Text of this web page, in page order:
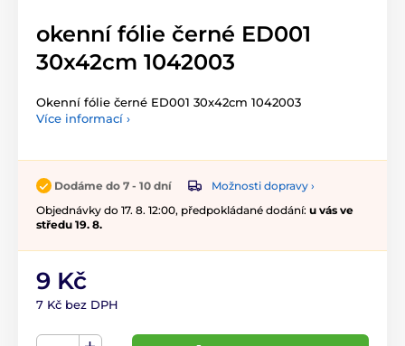
okenní fólie černé ED001
30x42cm 1042003
Okenní fólie černé ED001 30x42cm 1042003
Více informací ›
Dodáme do 7 - 10 dní
Možnosti dopravy ›
Objednávky do 17. 8. 12:00, předpokládané dodání: u vás ve
středu 19. 8.
9 Kč
7 Kč bez DPH